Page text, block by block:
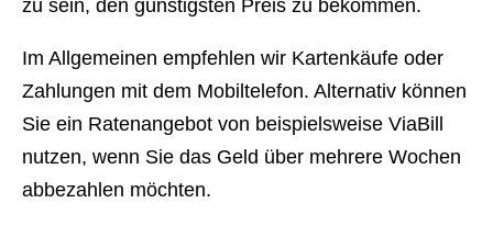
zu sein, den günstigsten Preis zu bekommen.
Im Allgemeinen empfehlen wir Kartenkäufe oder
Zahlungen mit dem Mobiltelefon. Alternativ können
Sie ein Ratenangebot von beispielsweise ViaBill
nutzen, wenn Sie das Geld über mehrere Wochen
abbezahlen möchten.